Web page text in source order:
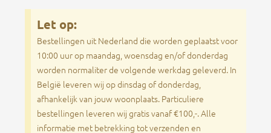
Let op:
Bestellingen uit Nederland die worden geplaatst voor
10:00 uur op maandag, woensdag en/of donderdag
worden normaliter de volgende werkdag geleverd. In
België leveren wij op dinsdag of donderdag,
afhankelijk van jouw woonplaats. Particuliere
bestellingen leveren wij gratis vanaf €100,-. Alle
informatie met betrekking tot verzenden en